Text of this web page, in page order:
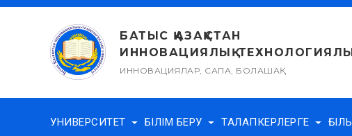
Skip
БАТЫС ҚАЗАҚСТАН
ИННОВАЦИЯЛЫҚ-
ИННОВАЦИЯЛАР, САПА, БОЛАШАҚ
УНИВЕРСИТЕТ БІЛІМ БЕРУ ТАЛАПКЕРЛЕРГЕ